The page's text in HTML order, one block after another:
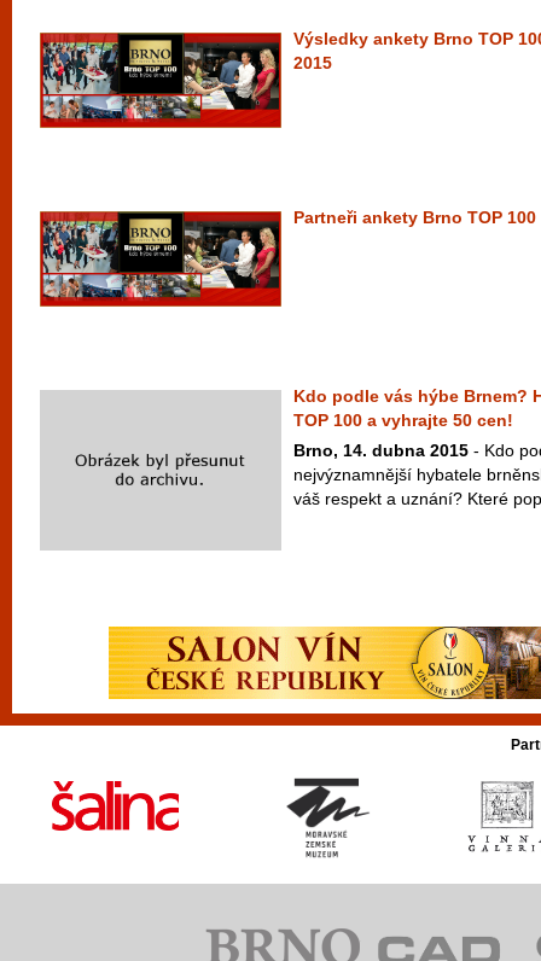
Výsledky ankety Brno TOP
2015
Partneři ankety Brno TOP
Kdo podle vás hýbe Brnem?
TOP 100 a vyhrajte 50 cen!
Brno, 14. dubna 2015 - Kdo
nejvýznamnější hybatele
váš respekt a uznání? Které